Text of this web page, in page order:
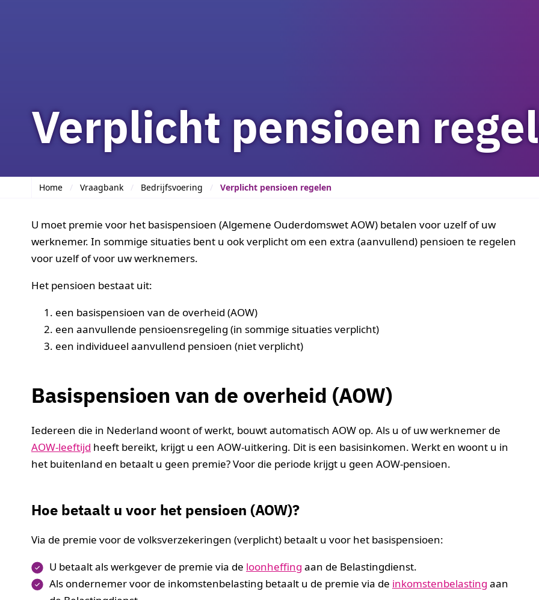
Verplicht pensioen
Home Vraagbank Bedrijfsvoering Verplicht pensioen regelen
U moet premie voor het basispensioen (Algemene Ouderdomswet AOW) betalen voor uzelf of uw
werknemer. In sommige situaties bent u ook verplicht om een extra (aanvullend) pensioen te regelen
voor uzelf of voor uw werknemers.
Het pensioen bestaat uit:
een basispensioen van de overheid (AOW)
een aanvullende pensioensregeling (in sommige situaties verplicht)
een individueel aanvullend pensioen (niet verplicht)
Basispensioen van de overheid (AOW)
Iedereen die in Nederland woont of werkt, bouwt automatisch AOW op. Als u of uw werknemer de
AOW-leeftijd heeft bereikt, krijgt u een AOW-uitkering. Dit is een basisinkomen. Werkt en woont u in
het buitenland en betaalt u geen premie? Voor die periode krijgt u geen AOW-pensioen.
Hoe betaalt u voor het pensioen (AOW)?
Via de premie voor de volksverzekeringen (verplicht) betaalt u voor het basispensioen:
U betaalt als werkgever de premie via de loonheffing aan de Belastingdienst.
Als ondernemer voor de inkomstenbelasting betaalt u de premie via de inkomstenbelasting aan